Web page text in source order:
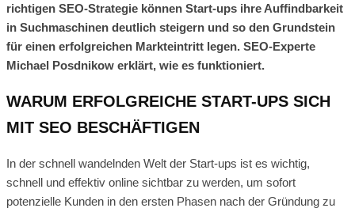
richtigen SEO-Strategie können Start-ups ihre Auffindbarkeit
in Suchmaschinen deutlich steigern und so den Grundstein
für einen erfolgreichen Markteintritt legen. SEO-Experte
Michael Posdnikow erklärt, wie es funktioniert.
WARUM ERFOLGREICHE START-UPS SICH
MIT SEO BESCHÄFTIGEN
In der schnell wandelnden Welt der Start-ups ist es wichtig,
schnell und effektiv online sichtbar zu werden, um sofort
potenzielle Kunden in den ersten Phasen nach der Gründung zu